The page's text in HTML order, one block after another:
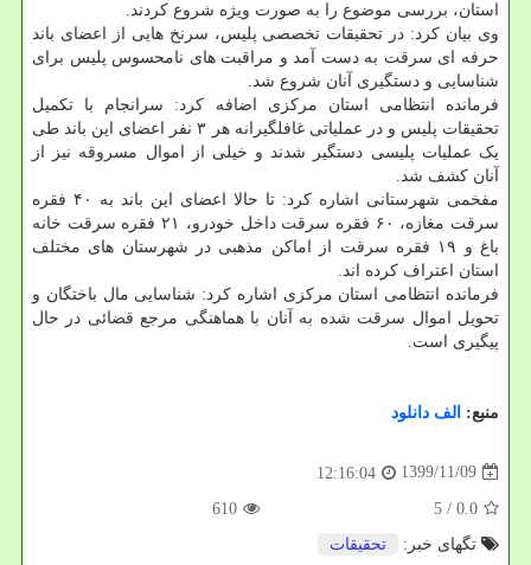
استان، بررسی موضوع را به صورت ویژه شروع کردند.
وی بیان کرد: در تحقیقات تخصصی پلیس، سرنخ هایی از اعضای باند
حرفه ای سرقت به دست آمد و مراقبت های نامحسوس پلیس برای
شناسایی و دستگیری آنان شروع شد.
فرمانده انتظامی استان مرکزی اضافه کرد: سرانجام با تکمیل
تحقیقات پلیس و در عملیاتی غافلگیرانه هر ۳ نفر اعضای این باند طی
یک عملیات پلیسی دستگیر شدند و خیلی از اموال مسروقه نیز از
آنان کشف شد.
مفخمی شهرستانی اشاره کرد: تا حالا اعضای این باند به ۴۰ فقره
سرقت مغازه، ۶۰ فقره سرقت داخل خودرو، ۲۱ فقره سرقت خانه
باغ و ۱۹ فقره سرقت از اماکن مذهبی در شهرستان های مختلف
استان اعتراف کرده اند.
فرمانده انتظامی استان مرکزی اشاره کرد: شناسایی مال باختگان و
تحویل اموال سرقت شده به آنان با هماهنگی مرجع قضائی در حال
پیگیری است.
منبع: الف دانلود
1399/11/09
12:16:04
0.0
/ 5
610
تگهای خبر:
تحقیقات